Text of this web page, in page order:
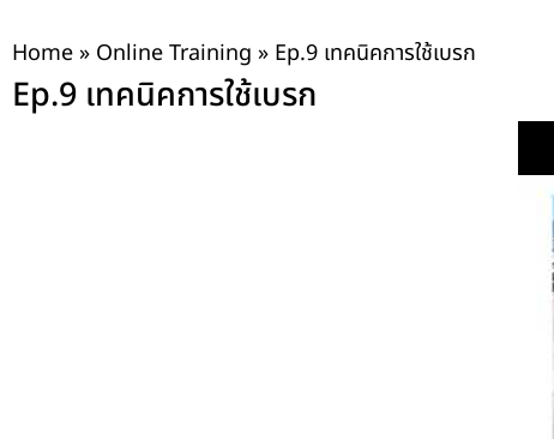
Home » Online Training » Ep.9 เทคนิคการใช้เบรก
Ep.9 เทคนิคการใช้เบรก